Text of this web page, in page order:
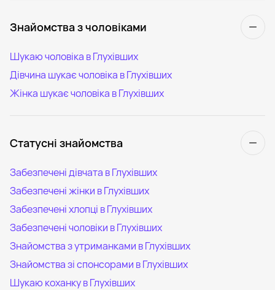
Знайомства з чоловіками
Шукаю чоловіка в Глухівших
Дівчина шукає чоловіка в Глухівших
Жінка шукає чоловіка в Глухівших
Статусні знайомства
Забезпечені дівчата в Глухівших
Забезпечені жінки в Глухівших
Забезпечені хлопці в Глухівших
Забезпечені чоловіки в Глухівших
Знайомства з утриманками в Глухівших
Знайомства зі спонсорами в Глухівших
Шукаю коханку в Глухівших